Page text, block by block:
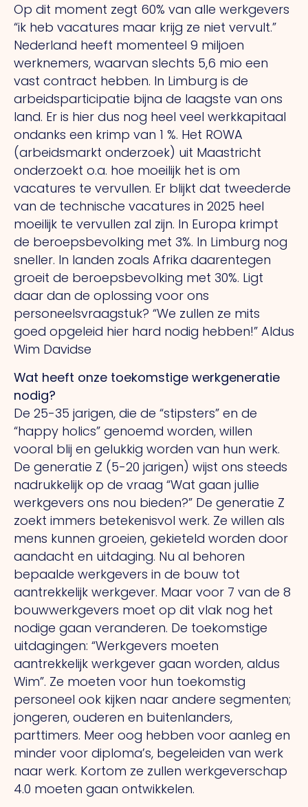
Op dit moment zegt 60% van alle werkgevers
“ik heb vacatures maar krijg ze niet vervult.”
Nederland heeft momenteel 9 miljoen
werknemers, waarvan slechts 5,6 mio een
vast contract hebben. In Limburg is de
arbeidsparticipatie bijna de laagste van ons
land. Er is hier dus nog heel veel werkkapitaal
ondanks een krimp van 1 %. Het ROWA
(arbeidsmarkt onderzoek) uit Maastricht
onderzoekt o.a. hoe moeilijk het is om
vacatures te vervullen. Er blijkt dat tweederde
van de technische vacatures in 2025 heel
moeilijk te vervullen zal zijn. In Europa krimpt
de beroepsbevolking met 3%. In Limburg nog
sneller. In landen zoals Afrika daarentegen
groeit de beroepsbevolking met 30%. Ligt
daar dan de oplossing voor ons
personeelsvraagstuk? “We zullen ze mits
goed opgeleid hier hard nodig hebben!” Aldus
Wim Davidse
Wat heeft onze toekomstige werkgeneratie
nodig?
De 25-35 jarigen, die de “stipsters” en de
“happy holics” genoemd worden, willen
vooral blij en gelukkig worden van hun werk.
De generatie Z (5-20 jarigen) wijst ons steeds
nadrukkelijk op de vraag “Wat gaan jullie
werkgevers ons nou bieden?” De generatie Z
zoekt immers betekenisvol werk. Ze willen als
mens kunnen groeien, gekieteld worden door
aandacht en uitdaging. Nu al behoren
bepaalde werkgevers in de bouw tot
aantrekkelijk werkgever. Maar voor 7 van de 8
bouwwerkgevers moet op dit vlak nog het
nodige gaan veranderen. De toekomstige
uitdagingen: “Werkgevers moeten
aantrekkelijk werkgever gaan worden, aldus
Wim”. Ze moeten voor hun toekomstig
personeel ook kijken naar andere segmenten;
jongeren, ouderen en buitenlanders,
parttimers. Meer oog hebben voor aanleg en
minder voor diploma’s, begeleiden van werk
naar werk. Kortom ze zullen werkgeverschap
4.0 moeten gaan ontwikkelen.